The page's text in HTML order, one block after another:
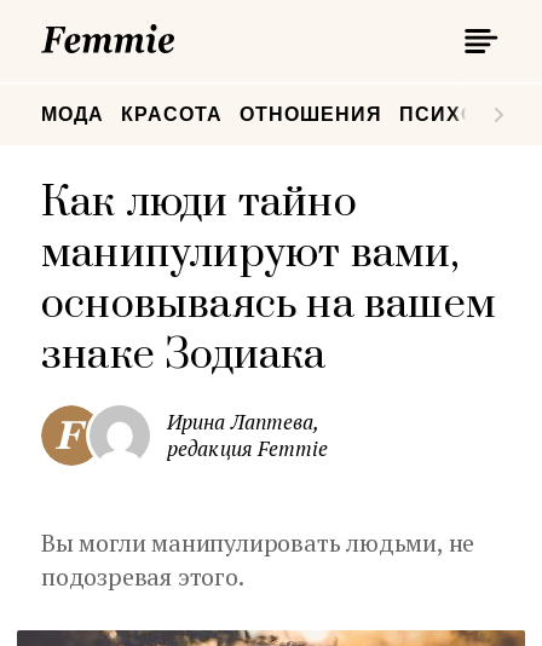
МОДА КРАСОТА ОТНОШЕНИЯ
Как люди тайно
манипулируют вами,
основываясь на вашем
знаке Зодиака
Ирина Лаптева,
редакция Femmie
Вы могли манипулировать людьми, не
подозревая этого.